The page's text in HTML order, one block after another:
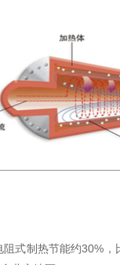
式制热节能约30%